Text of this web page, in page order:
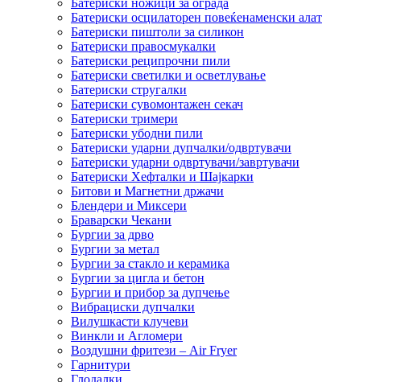
Батериски ножици за ограда
Батериски осцилаторен повеќенаменски алат
Батериски пиштоли за силикон
Батериски правосмукалки
Батериски реципрочни пили
Батериски светилки и осветлување
Батериски стругалки
Батериски сувомонтажен секач
Батериски тримери
Батериски убодни пили
Батериски ударни дупчалки/одвртувачи
Батериски ударни одвртувачи/завртувачи
Батериски Хефталки и Шајкарки
Битови и Магнетни држачи
Блендери и Миксери
Браварски Чекани
Бургии за дрво
Бургии за метал
Бургии за стакло и керамика
Бургии за цигла и бетон
Бургии и прибор за дупчење
Вибрациски дупчалки
Вилушкасти клучеви
Винкли и Агломери
Воздушни фритези – Air Fryer
Гарнитури
Глодалки